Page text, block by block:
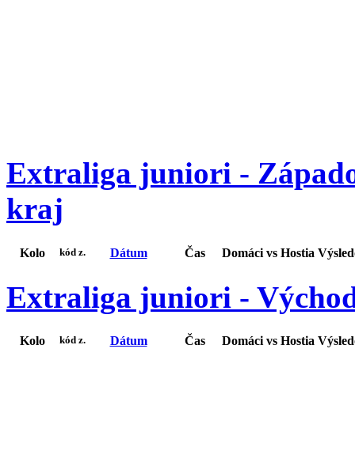
Extraliga juniori -
kraj
Kolo kód z. Dátum Čas Domáci vs Hostia
Extraliga juniori -
Kolo kód z. Dátum Čas Domáci vs Hostia